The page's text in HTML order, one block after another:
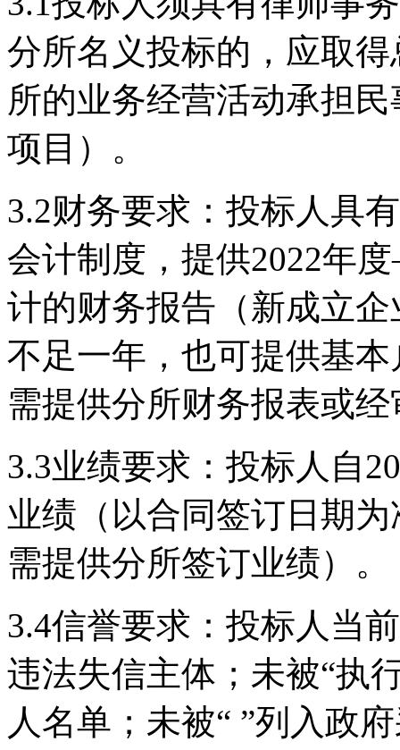
分所名义投标的，应取
所的业务经营活动承担
项目）。
3.2财务要求：投标人具
会计制度，提供2022年
计的财务报告（新成立
不足一年，也可提供基
需提供分所财务报表或
3.3业绩要求：投标人自
业绩（以合同签订日期
需提供分所签订业绩）。
3.4信誉要求：投标人当
违法失信主体；未被“执
人名单；未被“ ”列入政